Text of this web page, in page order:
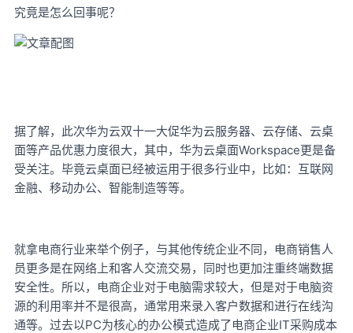
究竟是怎么回事呢？
据了解，此次华为云双十一大促华为云服务器、云存储、云桌
面等产品优惠力度很大，其中，华为云桌面Workspace更是备
受关注。毕竟云桌面已经被运用于很多行业中，比如：互联网
金融、移动办公、智能制造等等。
就拿电商行业来举个例子，与其他传统企业不同，电商销售人
员更多是在网络上和客人交流交易，同时也更加注重终端数据
安全性。所以，电商企业对于电脑需求较大，但是对于电脑资
源的利用率并不是很高，通常用来录入客户数据和进行在线沟
通等。过去以PC为核心的办公模式造成了电商企业IT采购成本